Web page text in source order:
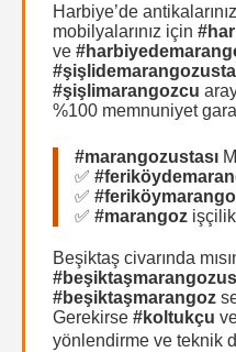
Harbiye’de
mobilyalarınız için
ve
#şişlimarangozcu
%100 memnuniyet
#marangozustası
✅
✅
✅ #marangoz
Beşiktaş civarında
#beşiktaşmarangoz
Gerekirse #koltukçu
yönlendirme ve teknik